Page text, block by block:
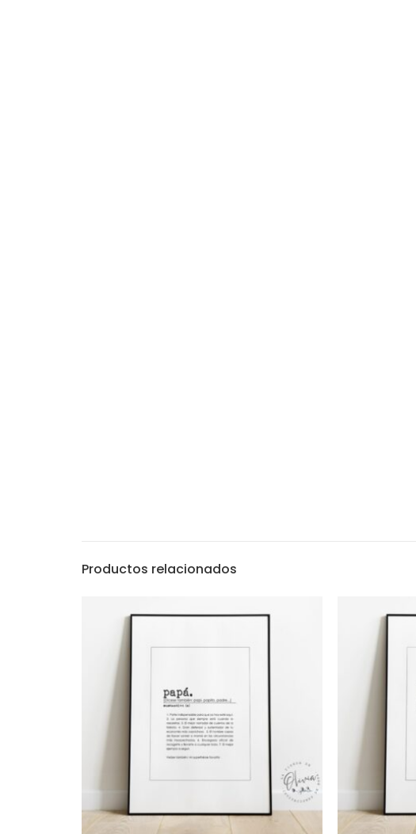
Productos relacionados
hola@latiendadeolivia.com
De lunes a viernes de 9:00 a
Envios a toda España.
Háblanos por WhatsApp en el
Textos Legales
Política de privacidad
Declaracción Accesibilidad